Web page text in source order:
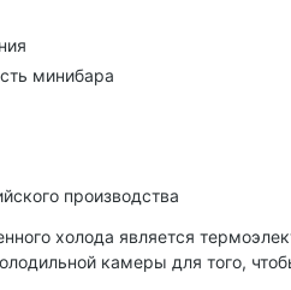
минибара
производства
холода является
камеры для того,